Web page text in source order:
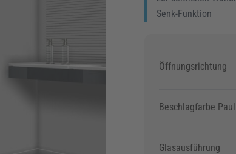
Senk-Funktion
Öffnungsrichtung
Beschlagfarbe
Glasausführung